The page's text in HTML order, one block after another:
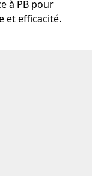
à PB pour
et efficacité.